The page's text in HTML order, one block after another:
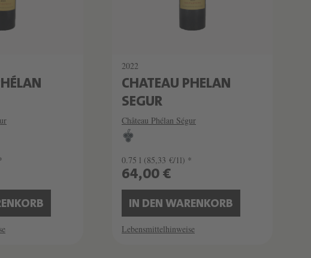
2022
CHATEAU PHELAN
SEGUR
Château Phélan Ségur
0.75 l (85,33 €/1l) *
64,00 €
IN DEN WARENKORB
Lebensmittelhinweise